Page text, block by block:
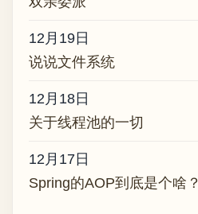
12月19日
说说文件系统
12月18日
关于线程池的一切
12月17日
Spring的AOP到底是个啥？